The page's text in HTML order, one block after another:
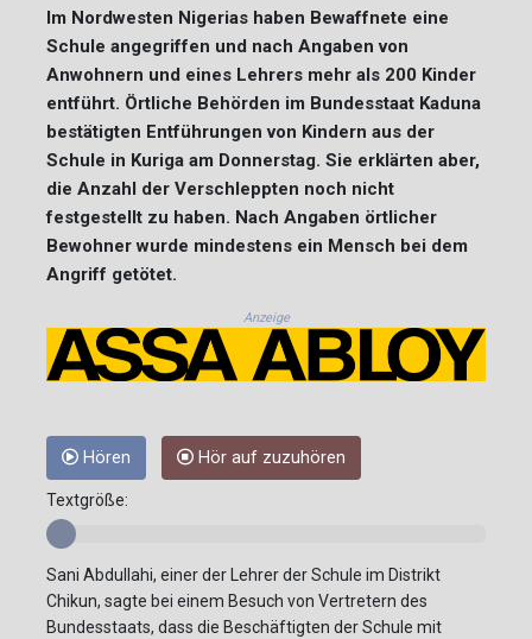
Im Nordwesten Nigerias haben Bewaffnete eine
Schule angegriffen und nach Angaben von
Anwohnern und eines Lehrers mehr als 200 Kinder
entführt. Örtliche Behörden im Bundesstaat Kaduna
bestätigten Entführungen von Kindern aus der
Schule in Kuriga am Donnerstag. Sie erklärten aber,
die Anzahl der Verschleppten noch nicht
festgestellt zu haben. Nach Angaben örtlicher
Bewohner wurde mindestens ein Mensch bei dem
Angriff getötet.
Anzeige
Hören Hör auf zuzuhören
Textgröße:
Sani Abdullahi, einer der Lehrer der Schule im Distrikt
Chikun, sagte bei einem Besuch von Vertretern des
Bundesstaats, dass die Beschäftigten der Schule mit